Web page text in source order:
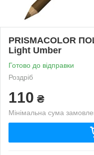
PRISMACOLOR
Light Umber
Готово до відправки
Роздріб
110 ₴
Мінімальна сума